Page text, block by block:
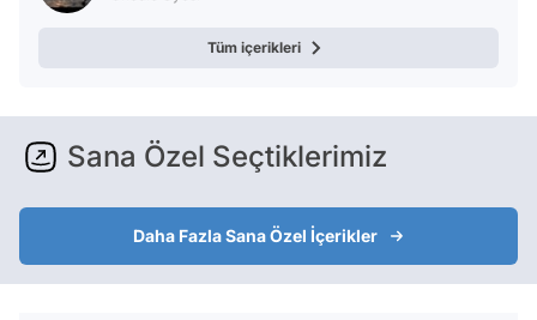
Tüm içerikleri
Sana Özel Seçtiklerimiz
Daha Fazla Sana Özel İçerikler